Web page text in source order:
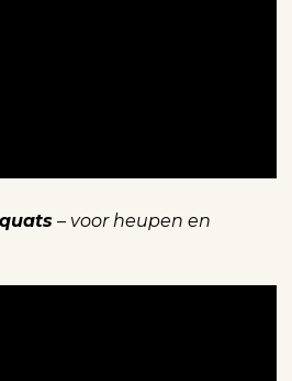
– voor heupen en